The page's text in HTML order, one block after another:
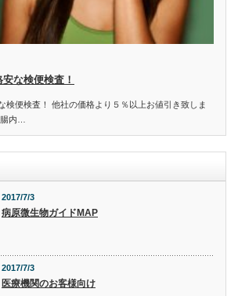
な検便検査！
検便検査！ 他社の価格より５％以上お値引き致しま
内…
2017/7/3
病原微生物ガイドMAP
2017/7/3
医療機関のお客様向け